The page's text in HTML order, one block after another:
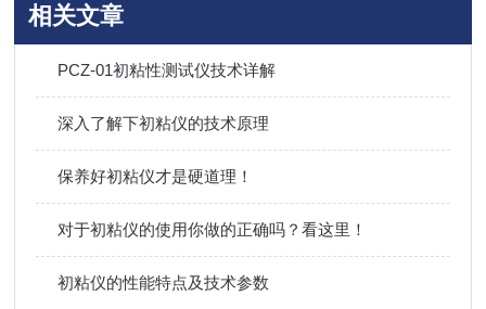
相关文章
PCZ-01初粘性测试仪技术详解
深入了解下初粘仪的技术原理
保养好初粘仪才是硬道理！
对于初粘仪的使用你做的正确吗？看这里！
初粘仪的性能特点及技术参数